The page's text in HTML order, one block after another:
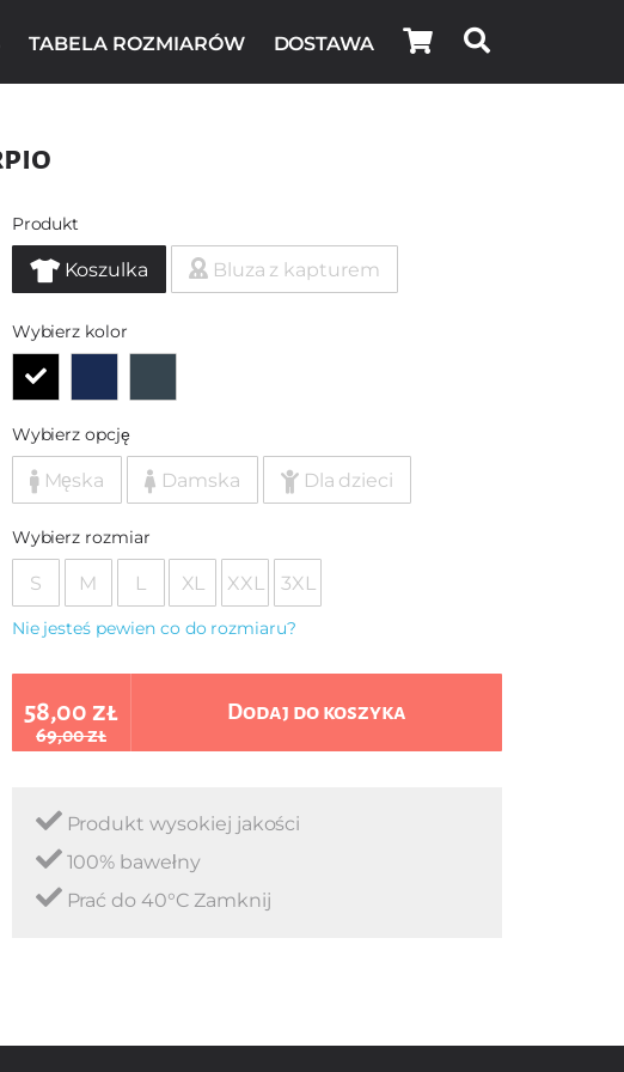
TABELA ROZMIARÓW DOSTAWA
Produkt
Koszulka Bluza z kapturem
Wybierz kolor
Wybierz opcję
Męska Damska Dla dzieci
Wybierz rozmiar
S M L XL XXL 3XL
Nie jesteś pewien co do rozmiaru?
58,00 zł
69,00 zł
Dodaj do koszyka
Produkt wysokiej jakości
100% bawełny
Prać do 40°C Zamknij